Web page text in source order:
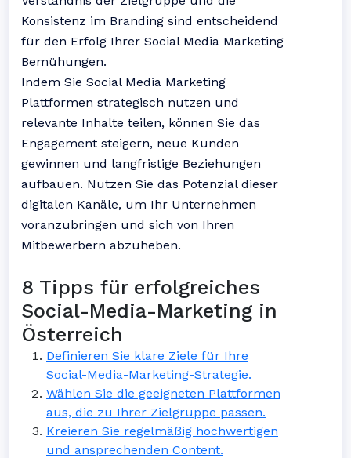
Konsistenz im Branding sind entscheidend
für den Erfolg Ihrer Social Media Marketing
Bemühungen.
Indem Sie Social Media Marketing
Plattformen strategisch nutzen und
relevante Inhalte teilen, können Sie das
Engagement steigern, neue Kunden
gewinnen und langfristige Beziehungen
aufbauen. Nutzen Sie das Potenzial dieser
digitalen Kanäle, um Ihr Unternehmen
voranzubringen und sich von Ihren
Mitbewerbern abzuheben.
8 Tipps für erfolgreiches
Social-Media-Marketing in
Österreich
Definieren Sie klare Ziele für Ihre
Social-Media-Marketing-Strategie.
Wählen Sie die geeigneten Plattformen
aus, die zu Ihrer Zielgruppe passen.
Kreieren Sie regelmäßig hochwertigen
und ansprechenden Content.